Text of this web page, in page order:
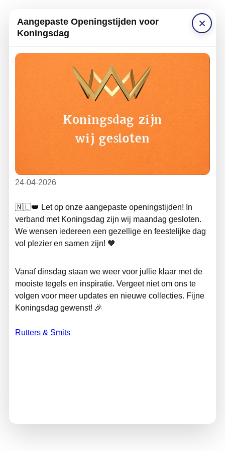
×
Aangepaste Openingstijden voor
Koningsdag
24-04-2026
🇳🇱👑 Let op onze aangepaste openingstijden! In
verband met Koningsdag zijn wij maandag gesloten.
We wensen iedereen een gezellige en feestelijke dag
vol plezier en samen zijn! 🧡
Vanaf dinsdag staan we weer voor jullie klaar met de
mooiste tegels en inspiratie. Vergeet niet om ons te
volgen voor meer updates en nieuwe collecties. Fijne
Koningsdag gewenst! 🎉
Rutters & Smits